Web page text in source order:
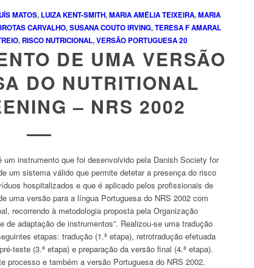
MATOS, LUIZA KENT-SMITH,MARIA AMÉLIA TEIXEIRA,MARIA
CARVALHO,SUSANA COUTO IRVING,TERESA F AMARAL
, RISCO NUTRICIONAL,VERSÃO PORTUGUESA20
DE UMA VERSÃO
DO NUTRITIONAL
– NRS 2002
instrumento que foi desenvolvido pela Danish Society for
um sistema válido que permite detetar a presença do risco
hospitalizados e que é aplicado pelos profissionais de
uma versão para a língua Portuguesa do NRS 2002 com
recorrendo à metodologia proposta pela Organização
de adaptação de instrumentos”. Realizou-se uma tradução
etapas: tradução (1.ª etapa), retrotradução efetuada
teste (3.ª etapa) e preparação da versão final (4.ª etapa).
processo e também a versão Portuguesa do NRS 2002.